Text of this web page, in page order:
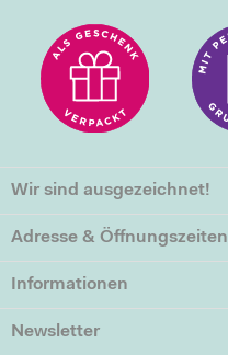
Wir sind ausgezeichnet!
Adresse & Öffnungszeiten
Informationen
Newsletter